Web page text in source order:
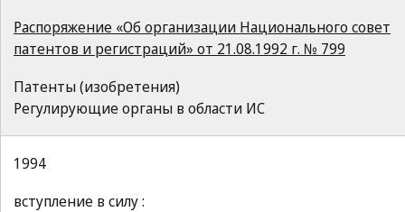
Распоряжение «Об организации Национального совет
патентов и регистраций» от 21.08.1992 г. № 799
Патенты (изобретения)
Регулирующие органы в области ИС
1994
вступление в силу :